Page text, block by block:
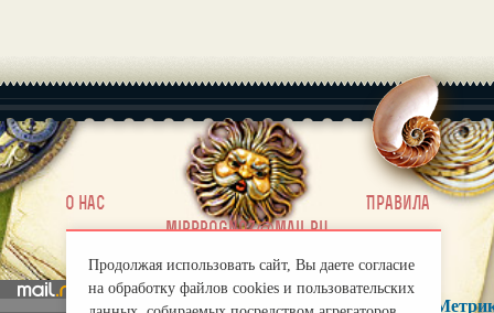
О нас |
Правила
mirprognoz@mail.ru
Продолжая использовать сайт, Вы даете согласие
на обработку файлов cookies и пользовательских